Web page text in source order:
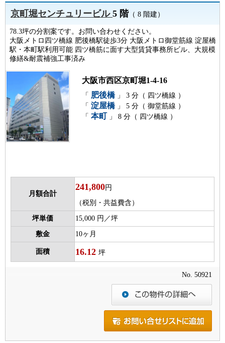
京町堀センチュリービル5 階（ 8 階建）
78.3坪の分割案です。お問い合わせください。
大阪メトロ四ツ橋線 肥後橋駅徒歩3分 大阪メトロ御堂筋線 淀屋橋
駅・本町駅利用可能 四ツ橋筋に面す大型賃貸事務所ビル、大規模
修繕&耐震補強工事済み
大阪市西区京町堀1-4-16
「 肥後橋 」 3 分（ 四ツ橋線 ）
「 淀屋橋 」 5 分（ 御堂筋線 ）
「 本町 」 8 分（ 四ツ橋線 ）
月額合計
241,800円
（税別・共益費含）
坪単価 15,000 円／坪
敷金 10ヶ月
面積 16.12 坪
No. 50921